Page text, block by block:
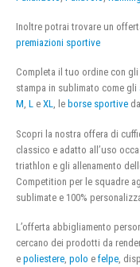
Inoltre potrai trovare un
premiazioni sportive
Completa il tuo ordine con
stampa in sublimato come gli
M, L e XL, le borse sportive da
Scopri la nostra offera di
classico e adatto all’uso
triathlon e gli allenamento
Competition per le squadre
sublimate e 100%
L’offerta abbigliamento
cercano dei prodotti da
e poliestere polo e felpe ,